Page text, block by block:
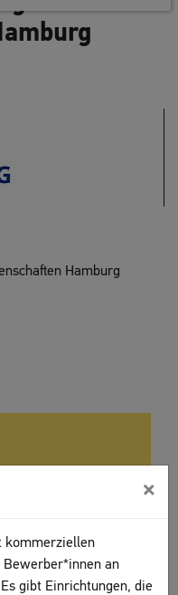
×
kommerziellen
an
gibt Einrichtungen, die
Hamburg
Sie
der Hochschule